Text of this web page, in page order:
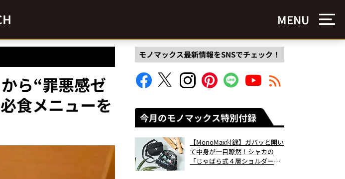
MENU
ら“罪悪感ゼ
食メニューを
モノマックス最新情報をSNSでチェック！
今月のモノマックス特別付録
【MonoMax付録】ガバッと開い
て中身が一目瞭然！シャカの
「じゃばら式４層ショルダーバ